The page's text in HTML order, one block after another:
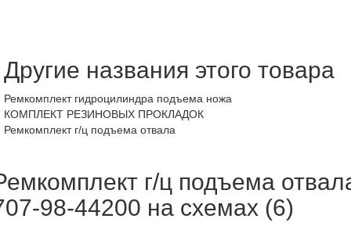
Другие названия этого товара
Ремкомплект гидроцилиндра подъема ножа
КОМПЛЕКТ РЕЗИНОВЫХ ПРОКЛАДОК
Ремкомплект г/ц подъема отвала
г/ц подъема
98-44200 на схемах (6)